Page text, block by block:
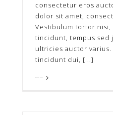
consectetur eros
dolor sit amet,
Vestibulum tortor nisi,
tincidunt, tempus sed
ultricies auctor varius.
tincidunt dui, [...]